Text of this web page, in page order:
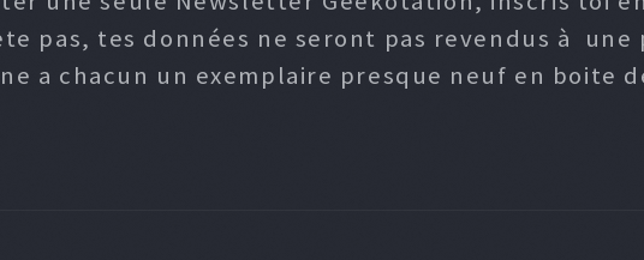
pas, tes données ne seront pas revendus à une
a chacun un exemplaire presque neuf en boite